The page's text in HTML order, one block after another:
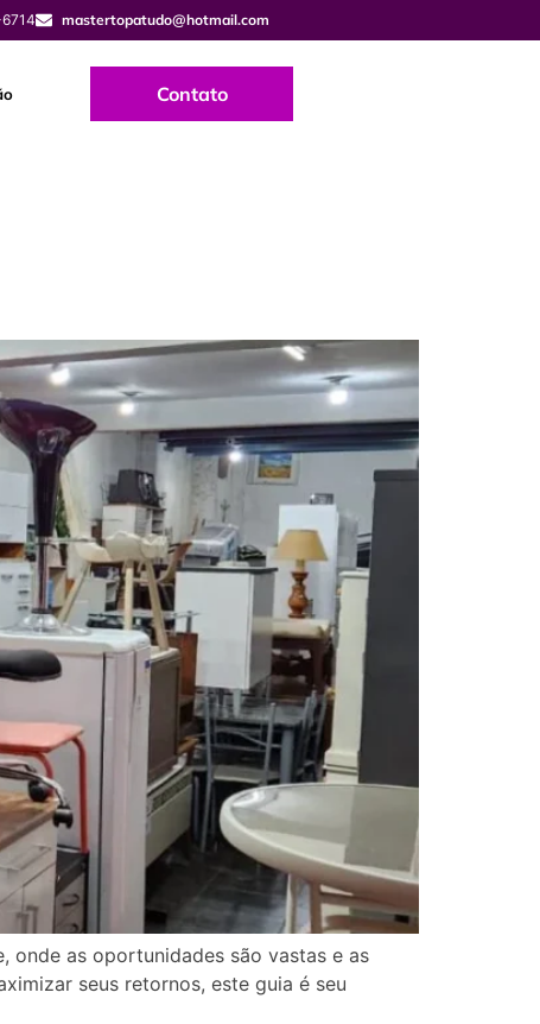
mastertopatudo@hotmail.com
Contato
onde as oportunidades são vastas e as
seus retornos, este guia é seu